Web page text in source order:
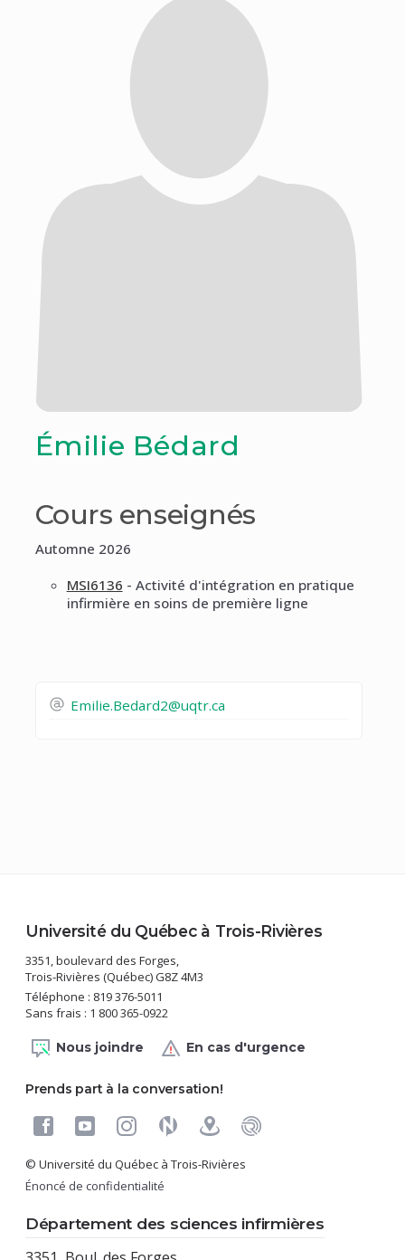
Émilie Bédard
Cours enseignés
Automne 2026
MSI6136 - Activité d'intégration en pratique
infirmière en soins de première ligne
Emilie.Bedard2@uqtr.ca
Université du Québec à Trois-Rivières
3351, boulevard des Forges,
Trois-Rivières (Québec) G8Z 4M3
Téléphone : 819 376-5011
Sans frais : 1 800 365-0922
Nous joindre En cas d'urgence
Prends part à la conversation!
© Université du Québec à Trois-Rivières
Énoncé de confidentialité
Département des sciences infirmières